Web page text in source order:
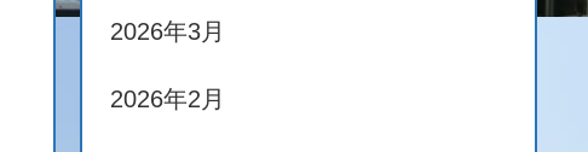
2026年3月
2026年2月